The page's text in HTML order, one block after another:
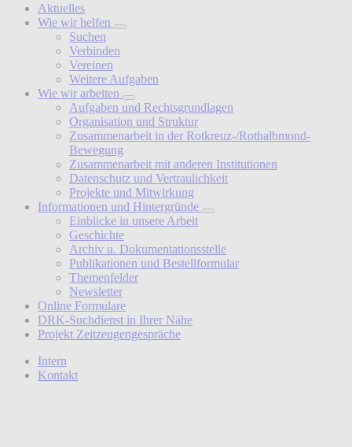
Aktuelles
Wie wir helfen
Suchen
Verbinden
Vereinen
Weitere Aufgaben
Wie wir arbeiten
Aufgaben und Rechtsgrundlagen
Organisation und Struktur
Zusammenarbeit in der Rotkreuz-/Rothalbmond-
Bewegung
Zusammenarbeit mit anderen Institutionen
Datenschutz und Vertraulichkeit
Projekte und Mitwirkung
Informationen und Hintergründe
Einblicke in unsere Arbeit
Geschichte
Archiv u. Dokumentationsstelle
Publikationen und Bestellformular
Themenfelder
Newsletter
Online Formulare
DRK-Suchdienst in Ihrer Nähe
Projekt Zeitzeugengespräche
Intern
Kontakt